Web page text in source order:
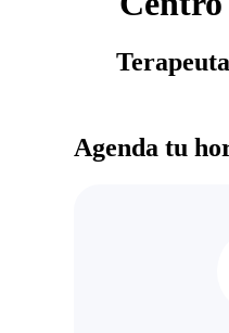
Agenda tu